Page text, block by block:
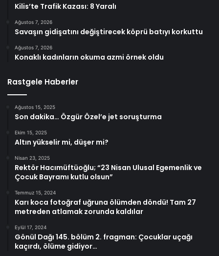
Kilis’te Trafik Kazası: 8 Yaralı
Ağustos 7, 2026
Savaşın gidişatını değiştirecek köprü batıyı korkuttu
Ağustos 7, 2026
Konaklı kadınların okuma azmi örnek oldu
Rastgele Haberler
Ağustos 15, 2025
Son dakika… Özgür Özel’e jet soruşturma
Ekim 15, 2025
Altın yükselir mi, düşer mi?
Nisan 23, 2025
Rektör Hacımüftüoğlu; “23 Nisan Ulusal Egemenlik ve
Çocuk Bayramı kutlu olsun”
Temmuz 15, 2024
Karı koca fotoğraf uğruna ölümden döndü! Tam 27
metreden atlamak zorunda kaldılar
Eylül 17, 2024
Gönül Dağı 145. bölüm 2. fragman: Çocuklar uçağı
kaçırdı, ölüme gidiyor…